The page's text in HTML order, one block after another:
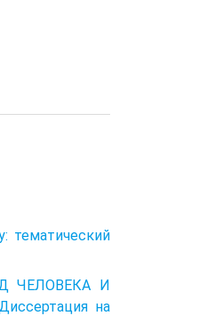
тематический
ЧЕЛОВЕКА И
на